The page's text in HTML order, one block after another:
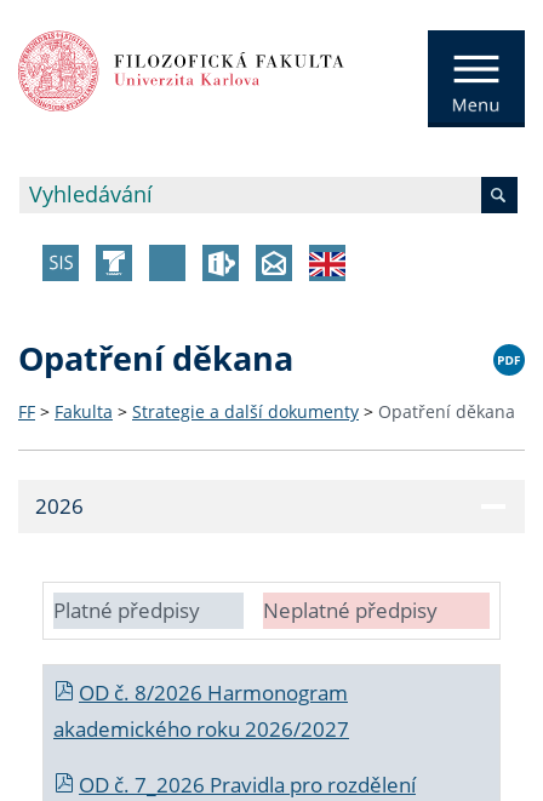
Opatření děkana
FF > Fakulta > Strategie a další dokumenty > Opatření děkana
2026
Platné předpisy Neplatné předpisy
OD č. 8/2026 Harmonogram
akademického roku 2026/2027
OD č. 7_2026 Pravidla pro rozdělení